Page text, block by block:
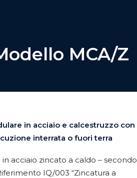
MCA/Z
in acciaio e calcestruzzo con
interrata o fuori terra
acciaio zincato a caldo – secondo
IQ/003 “Zincatura a